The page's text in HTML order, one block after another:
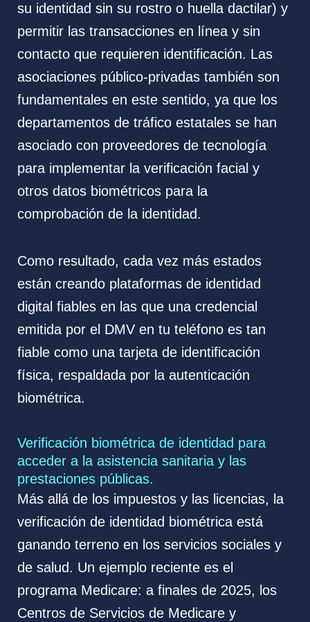
su identidad sin su rostro o huella dactilar) y
permitir las transacciones en línea y sin
contacto que requieren identificación. Las
asociaciones público-privadas también son
fundamentales en este sentido, ya que los
departamentos de tráfico estatales se han
asociado con proveedores de tecnología
para implementar la verificación facial y
otros datos biométricos para la
comprobación de la identidad.
Como resultado, cada vez más estados
están creando plataformas de identidad
digital fiables en las que una credencial
emitida por el DMV en tu teléfono es tan
fiable como una tarjeta de identificación
física, respaldada por la autenticación
biométrica.
Verificación biométrica de identidad para
acceder a la asistencia sanitaria y las
prestaciones públicas.
Más allá de los impuestos y las licencias, la
verificación de identidad biométrica está
ganando terreno en los servicios sociales y
de salud. Un ejemplo reciente es el
programa Medicare: a finales de 2025, los
Centros de Servicios de Medicare y